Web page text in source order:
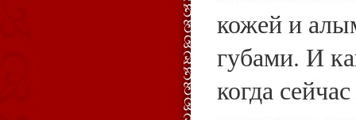
кожей и
губами. И
когда